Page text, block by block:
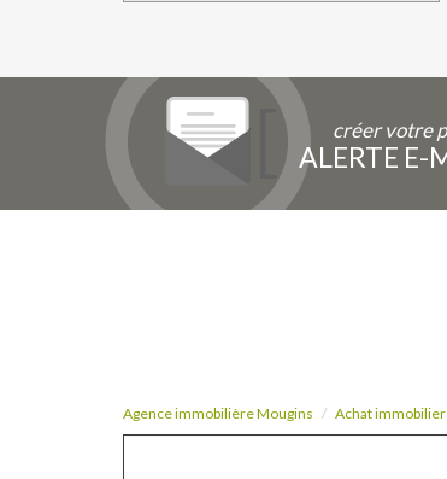
créer votre
ALERTE E-
Agence immobilière Mougins Achat